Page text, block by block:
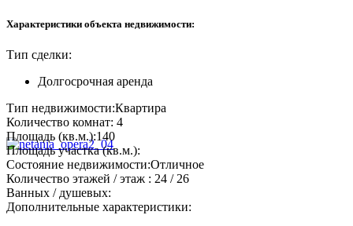
Характеристики объекта недвижимости:
Тип сделки:
Долгосрочная аренда
Тип недвижимости:Квартира
Количество комнат: 4
Площадь (кв.м.):140
Площадь участка (кв.м.):
Состояние недвижимости:Отличное
Количество этажей / этаж : 24 / 26
Ванных / душевых:
Дополнительные характеристики: